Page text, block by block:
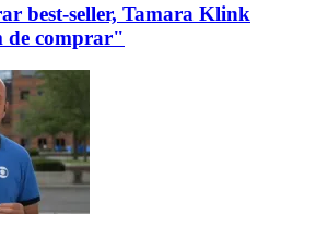
best-seller, Tamara Klink
de comprar"